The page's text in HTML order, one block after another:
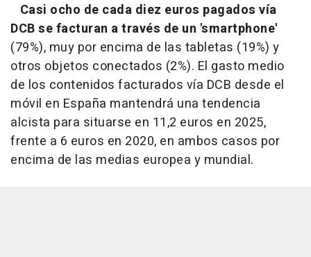
Casi ocho de cada diez euros pagados vía
DCB se facturan a través de un 'smartphone'
(79%), muy por encima de las tabletas (19%) y
otros objetos conectados (2%). El gasto medio
de los contenidos facturados vía DCB desde el
móvil en España mantendrá una tendencia
alcista para situarse en 11,2 euros en 2025,
frente a 6 euros en 2020, en ambos casos por
encima de las medias europea y mundial.